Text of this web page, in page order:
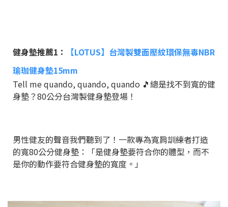
健身墊推薦1：
【LOTUS】台灣製雙面壓紋環保無毒NBR
瑜珈健身墊15mm
Tell me quando, quando, quando 🎵總是找不到寬的健
身墊？80公分台灣製健身墊登場！
男性健友的聲音我們聽到了！一款專為寬肩訓練者打造
的寬80公分健身墊：「是健身墊要符合你的體型，而不
是你的動作要符合健身墊的寬度。」